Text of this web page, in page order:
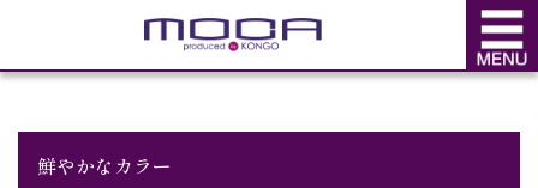
BLOG
鮮やかなカラー